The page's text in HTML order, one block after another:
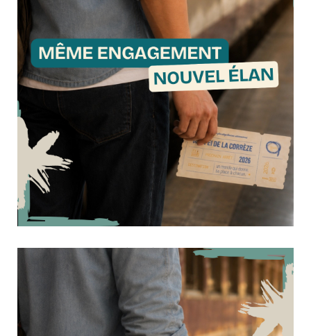
Retour sur notre séjour à Carcans !
Culture & Loisirs
Fin mai, 16 résidents du Foyer d'Ussel et du Foyer de Vie
de Malemort ont pris la direction de Carcans pour un
séjour de 4 jours placé sous le signe du sport, de la
découverte et de la convivialité. Accompagnés par